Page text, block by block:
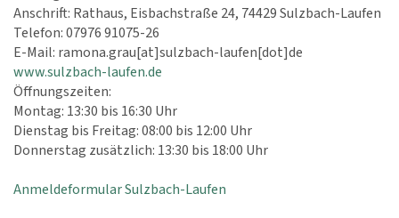
Anschrift: Rathaus, Eisbachstraße 24, 74429 Sulzbach-Laufen
Telefon: 07976 91075-26
E-Mail: ramona.grau[at]sulzbach-laufen[dot]de
www.sulzbach-laufen.de
Öffnungszeiten:
Montag: 13:30 bis 16:30 Uhr
Dienstag bis Freitag: 08:00 bis 12:00 Uhr
Donnerstag zusätzlich: 13:30 bis 18:00 Uhr
Anmeldeformular Sulzbach-Laufen